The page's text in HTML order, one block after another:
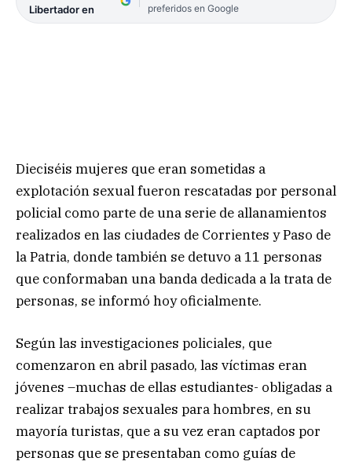
Libertador en
preferidos en Google
Dieciséis mujeres que eran sometidas a
explotación sexual fueron rescatadas por personal
policial como parte de una serie de allanamientos
realizados en las ciudades de Corrientes y Paso de
la Patria, donde también se detuvo a 11 personas
que conformaban una banda dedicada a la trata de
personas, se informó hoy oficialmente.
Según las investigaciones policiales, que
comenzaron en abril pasado, las víctimas eran
jóvenes –muchas de ellas estudiantes- obligadas a
realizar trabajos sexuales para hombres, en su
mayoría turistas, que a su vez eran captados por
personas que se presentaban como guías de